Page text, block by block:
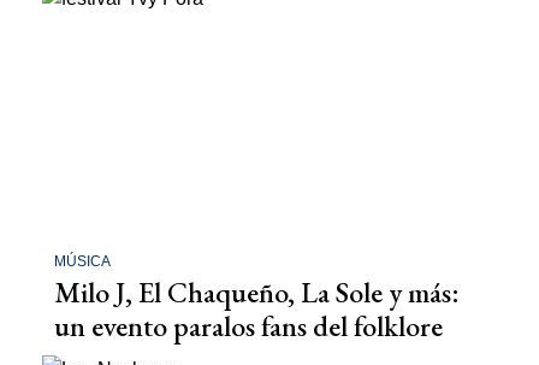
MÚSICA
Milo J, El Chaqueño, La Sole y más:
un evento paralos fans del folklore